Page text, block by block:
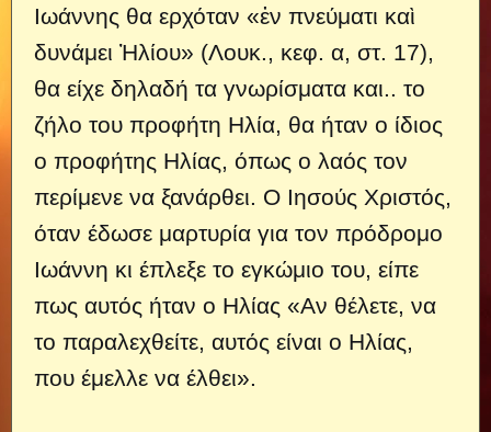
Ιωάννης θα ερχόταν «ἐν πνεύματι καὶ
δυνάμει Ἠλίου» (Λουκ., κεφ. α, στ. 17),
θα είχε δηλαδή τα γνωρίσματα και.. το
ζήλο του προφήτη Ηλία, θα ήταν ο ίδιος
ο προφήτης Ηλίας, όπως ο λαός τον
περίμενε να ξανάρθει. Ο Ιησούς Χριστός,
όταν έδωσε μαρτυρία για τον πρόδρομο
Ιωάννη κι έπλεξε το εγκώμιο του, είπε
πως αυτός ήταν ο Ηλίας «Αν θέλετε, να
το παραλεχθείτε, αυτός είναι ο Ηλίας,
που έμελλε να έλθει».